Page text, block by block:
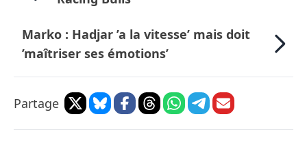
Marko : Hadjar ’a la vitesse’ mais doit
’maîtriser ses émotions’
Partage